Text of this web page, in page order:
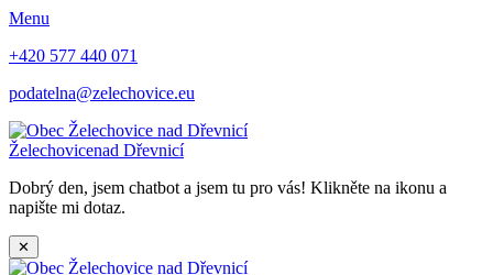
Menu
+420 577 440 071
podatelna@zelechovice.eu
Želechovicenad Dřevnicí
Dobrý den, jsem chatbot a jsem tu pro vás! Klikněte na ikonu a
napište mi dotaz.
✕